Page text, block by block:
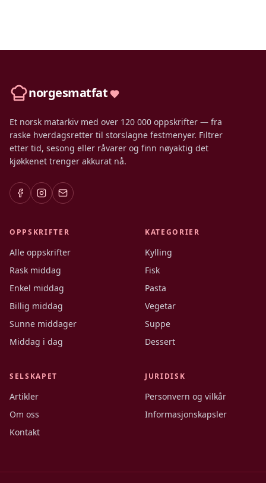
norgesmatfat
Et norsk matarkiv med over 120 000 oppskrifter — fra
raske hverdagsretter til storslagne festmenyer. Filtrer
etter tid, sesong eller råvarer og finn nøyaktig det
kjøkkenet trenger akkurat nå.
OPPSKRIFTER
Alle oppskrifter
Rask middag
Enkel middag
Billig middag
Sunne middager
Middag i dag
KATEGORIER
Kylling
Fisk
Pasta
Vegetar
Suppe
Dessert
SELSKAPET
Artikler
Om oss
Kontakt
JURIDISK
Personvern og vilkår
Informasjonskapsler